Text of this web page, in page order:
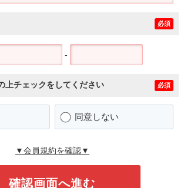
必須
-
上チェックをしてください 必須
同意しない
▼会員規約を確認▼